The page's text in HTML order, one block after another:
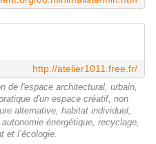
http://atelier1011.free.fr/
de l'espace architectural, urbain,
d'un espace créatif, non
alternative, habitat individuel,
énergétique, recyclage,
et l’écologie.